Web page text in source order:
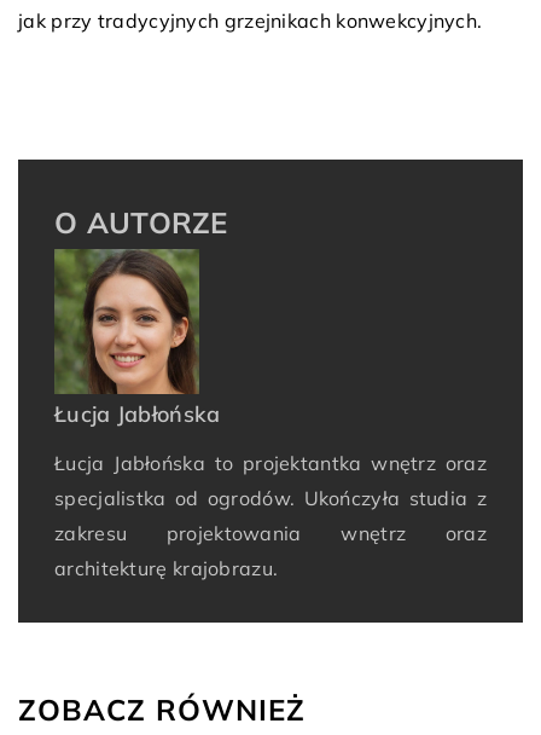
jak przy tradycyjnych grzejnikach konwekcyjnych.
O AUTORZE
Łucja Jabłońska
Łucja Jabłońska to projektantka wnętrz oraz
specjalistka od ogrodów. Ukończyła studia z
zakresu projektowania wnętrz oraz
architekturę krajobrazu.
ZOBACZ RÓWNIEŻ